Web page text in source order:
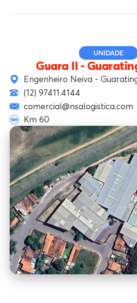
UNIDADE
Guara II -
Engenheiro Neiva -
(12) 97411.4144
comercial@nsalogistica.com
Km 60